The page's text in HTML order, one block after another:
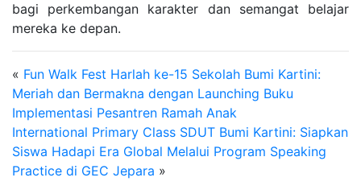
bagi perkembangan karakter dan semangat belajar
mereka ke depan.
« Fun Walk Fest Harlah ke-15 Sekolah Bumi Kartini:
Meriah dan Bermakna dengan Launching Buku
Implementasi Pesantren Ramah Anak
International Primary Class SDUT Bumi Kartini: Siapkan
Siswa Hadapi Era Global Melalui Program Speaking
Practice di GEC Jepara »